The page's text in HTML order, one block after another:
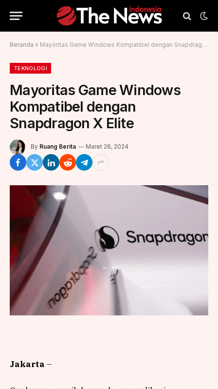
Beranda » Mayoritas Game Windows Kompatibel dengan Snapdragon X Elite
TEKNOLOGI
Mayoritas Game Windows
Kompatibel dengan
Snapdragon X Elite
By Ruang Berita Maret 26, 2024
Jakarta –